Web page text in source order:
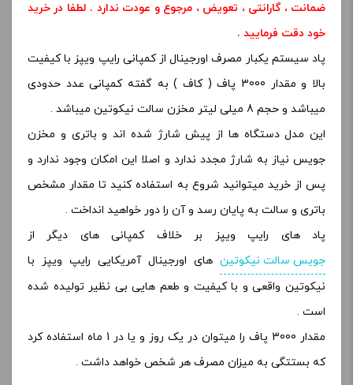
ضمانت ، گارانتی ، تعویض ، مرجوع و عودت ندارد . لطفا در خرید
خود دقت فرمایید .
پاد سیستم یکبار مصرف اورجینال از کمپانی رایپ ویپز با کیفیت
بالا و مقدار 3000 پاف ( کاف ) به گفته کمپانی عدد حدودی
میباشد و حجم 8 میلی لیتر مخزن سالت نیکوتین میباشد .
این مدل دستگاه ها از پیش شارژ شده اند و باتری و مخزن
جویس نیاز به شارژ مجدد ندارد و اصلا این امکان وجود ندارد و
پس از خرید میتوانید شروع به استفاده کنید تا مقدار مشخص
باتری و سالت به پایان رسد و آن را دور خواهید انداخت .
پاد های رایپ ویپز بر خلاف کمپانی های دیگر از
جویس سالت نیکوتین های اورجینال آمریکایی رایپ ویپز با
نیکوتین واقعی و با کیفیت و طعم هایی بی نظیر تولیده شده
است .
مقدار 3000 پاف را میتوان در یک روز و یا در 1 ماه استفاده کرد
که بستتگی به میزان مصرف هر شخص خواهد داشت .